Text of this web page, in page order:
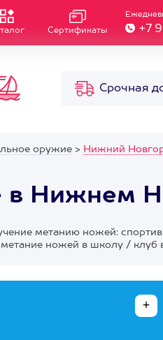
Сертификаты +7
Срочная
оружие > Нижний
в Нижнем
метанию ножей:
метание ножей в школу /